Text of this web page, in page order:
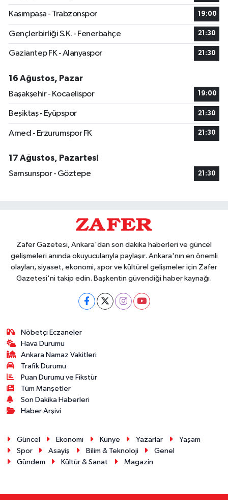
Kasımpaşa - Trabzonspor 19:00
Gençlerbirliği S.K. - Fenerbahçe 21:30
Gaziantep FK - Alanyaspor 21:30
16 Ağustos, Pazar
Başakşehir - Kocaelispor
19:00
Beşiktaş - Eyüpspor 21:30
Amed - Erzurumspor FK 21:30
17 Ağustos, Pazartesi
Samsunspor - Göztepe
21:30
Zafer Gazetesi, Ankara'dan son dakika haberleri ve güncel
gelişmeleri anında okuyucularıyla paylaşır. Ankara'nın en önemli
olayları, siyaset, ekonomi, spor ve kültürel gelişmeler için Zafer
Gazetesi'ni takip edin. Başkentin güvendiği haber kaynağı.
Nöbetçi Eczaneler
Hava Durumu
Ankara Namaz Vakitleri
Trafik Durumu
Puan Durumu ve Fikstür
Tüm Manşetler
Son Dakika Haberleri
Haber Arşivi
Güncel Ekonomi Künye Yazarlar
Yaşam
Spor
Asayiş Bilim & Teknoloji
Genel
Gündem
Kültür & Sanat Magazin